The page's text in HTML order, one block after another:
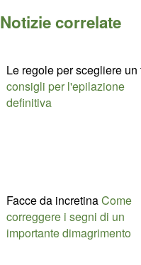
Notizie correlate
Le regole per scegliere
consigli per l'epilazione
definitiva
Facce da incretinaCome
correggere i segni di un
importante dimagrimento